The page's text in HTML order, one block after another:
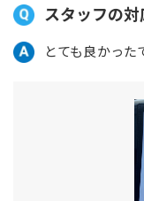
スタッフの
とても良かった